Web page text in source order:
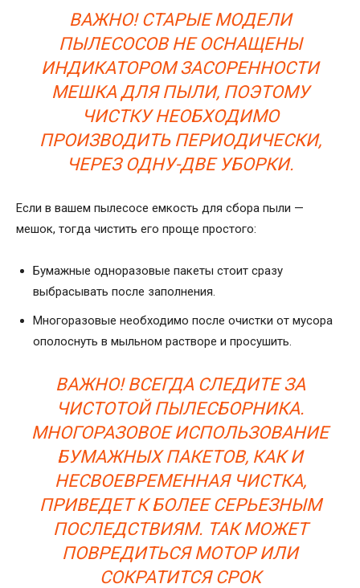
ВАЖНО! СТАРЫЕ МОДЕЛИ
ПЫЛЕСОСОВ НЕ ОСНАЩЕНЫ
ИНДИКАТОРОМ ЗАСОРЕННОСТИ
МЕШКА ДЛЯ ПЫЛИ, ПОЭТОМУ
ЧИСТКУ НЕОБХОДИМО
ПРОИЗВОДИТЬ ПЕРИОДИЧЕСКИ,
ЧЕРЕЗ ОДНУ-ДВЕ УБОРКИ.
Если в вашем пылесосе емкость для сбора пыли —
мешок, тогда чистить его проще простого:
Бумажные одноразовые пакеты стоит сразу
выбрасывать после заполнения.
Многоразовые необходимо после очистки от мусора
ополоснуть в мыльном растворе и просушить.
ВАЖНО! ВСЕГДА СЛЕДИТЕ ЗА
ЧИСТОТОЙ ПЫЛЕСБОРНИКА.
МНОГОРАЗОВОЕ ИСПОЛЬЗОВАНИЕ
БУМАЖНЫХ ПАКЕТОВ, КАК И
НЕСВОЕВРЕМЕННАЯ ЧИСТКА,
ПРИВЕДЕТ К БОЛЕЕ СЕРЬЕЗНЫМ
ПОСЛЕДСТВИЯМ. ТАК МОЖЕТ
ПОВРЕДИТЬСЯ МОТОР ИЛИ
СОКРАТИТСЯ СРОК